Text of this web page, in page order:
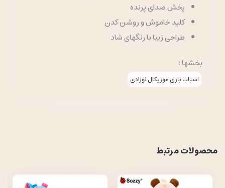
پخش صدای پرنده
کلید خاموش و روشن کدن
طراحی زیبا با رنگهای شاد
بخشها :
اسباب بازی موزیکال نوزادی
محصولات مرتبط